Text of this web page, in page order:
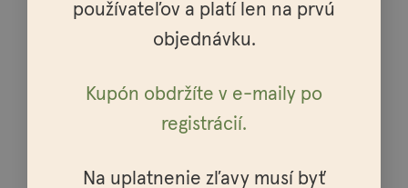
používateľov a platí len na prvú
objednávku.
Kupón obdržíte v e-maily po
registrácií.
Na uplatnenie zľavy musí byť